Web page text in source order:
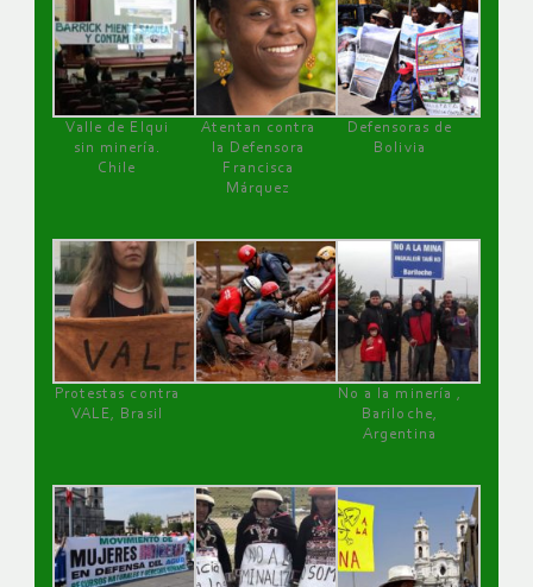
Valle de Elqui
sin minería.
Chile
Atentan contra
la Defensora
Francisca
Márquez
Defensoras de
Bolivia
Protestas contra
VALE, Brasil
No a la minería ,
Bariloche,
Argentina